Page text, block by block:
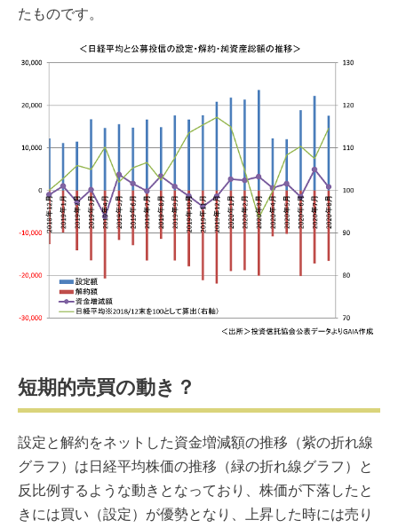
たものです。
短期的売買の動き？
設定と解約をネットした資金増減額の推移（紫の折れ線
グラフ）は日経平均株価の推移（緑の折れ線グラフ）と
反比例するような動きとなっており、株価が下落したと
きには買い（設定）が優勢となり、上昇した時には売り